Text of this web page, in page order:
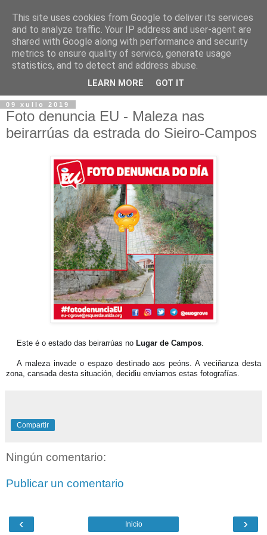
09 xullo 2019
Foto denuncia EU - Maleza nas
beirarrúas da estrada do Sieiro-Campos
Este é o estado das beirarrúas no Lugar de Campos.
A maleza invade o espazo destinado aos peóns. A veciñanza desta
zona, cansada desta situación, decidiu enviarnos estas fotografías.
Compartir
Ningún comentario:
Publicar un comentario
‹ ›
Inicio
This site uses cookies from Google to deliver its services
and to analyze traffic. Your IP address and user-agent are
shared with Google along with performance and security
metrics to ensure quality of service, generate usage
statistics, and to detect and address abuse.
LEARN MORE GOT IT